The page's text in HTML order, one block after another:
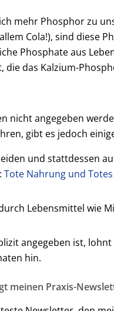
mehr Phosphor zu
Cola!), sind diese
Phosphate aus
das Kalzium-
nicht angegeben
gibt es jedoch
und stattdessen
Tote Nahrung und
Lebensmittel wie
angegeben ist,
hin.
meinen Praxis-